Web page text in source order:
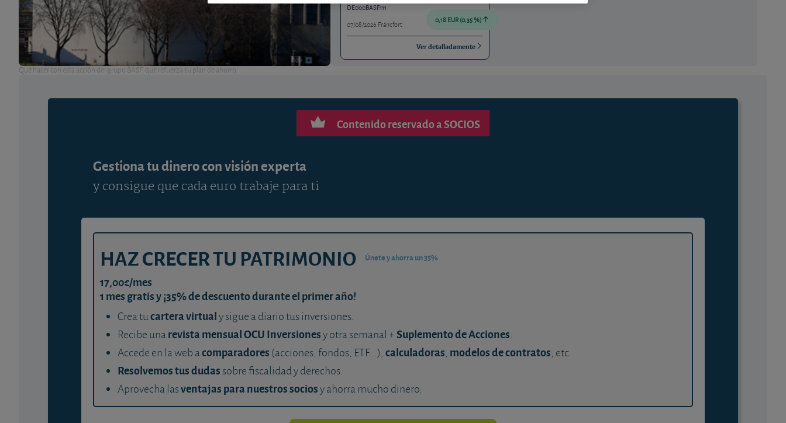
Qué hacer con esta acción del grupo BASF, que refuerza su plan de ahorro.
DE000BASF111
07/08/2026 Fráncfort
0,18 EUR (0,35 %)
Ver detalladamente
Contenido reservado a SOCIOS
Gestiona tu dinero con visión experta
y consigue que cada euro trabaje para ti
HAZ CRECER TU PATRIMONIO Únete y ahorra un 35%
17,00€/mes
1 mes gratis y ¡35% de descuento durante el primer año!
Crea tucartera virtualy sigue a diario tus inversiones.
Recibe unarevista mensual OCU Inversionesy otra semanal +Suplemento de Acciones.
Accede en la web acomparadores (acciones, fondos, ETF...), calculadoras, modelos de contratos, etc.
Resolvemos tus dudas sobre fiscalidad y derechos.
Aprovecha lasventajas para nuestros sociosy ahorra mucho dinero.